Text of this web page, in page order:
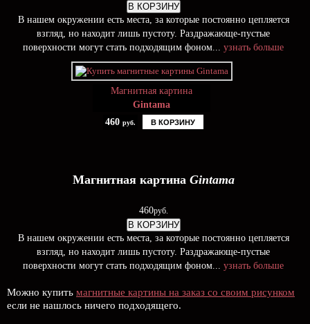
В КОРЗИНУ
В нашем окружении есть места, за которые постоянно цепляется
взгляд, но находит лишь пустоту. Раздражающе-пустые
поверхности могут стать подходящим фоном... узнать больше
Магнитная картина
Gintama
460 руб. В КОРЗИНУ
Магнитная картина Gintama
460руб.
В КОРЗИНУ
В нашем окружении есть места, за которые постоянно цепляется
взгляд, но находит лишь пустоту. Раздражающе-пустые
поверхности могут стать подходящим фоном... узнать больше
Можно купить магнитные картины на заказ со своим рисунком
если не нашлось ничего подходящего.